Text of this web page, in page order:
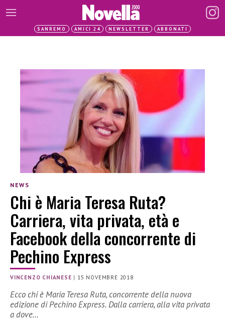
SANREMO AMICI 24 NEWSLETTER ABBONATI
NEWS
Chi è Maria Teresa Ruta?
Carriera, vita privata, età e
Facebook della concorrente di
Pechino Express
VINCENZO CHIANESE | 15 NOVEMBRE 2018
Ecco chi è Maria Teresa Ruta, concorrente della nuova
edizione di Pechino Express. Dalla carriera, alla vita privata
a dove…